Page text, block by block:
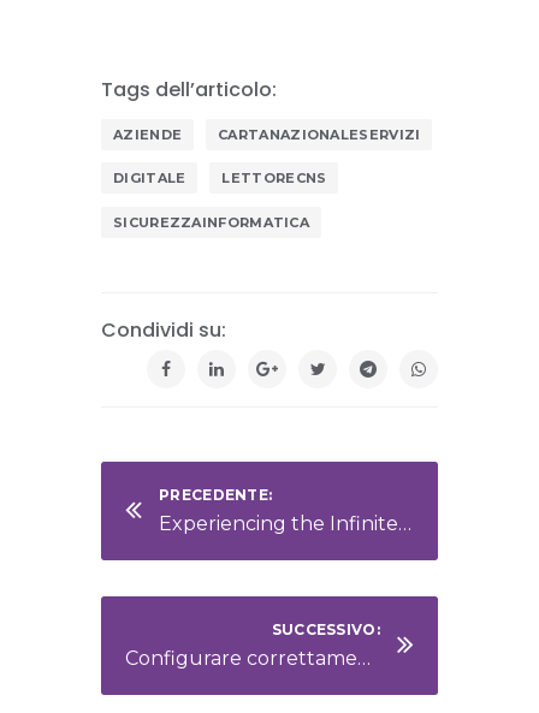
Tags dell’articolo:
AZIENDE CARTANAZIONALESERVIZI
DIGITALE LETTORECNS
SICUREZZAINFORMATICA
Condividi su:
PRECEDENTE:
Experiencing the Infinite at San Lorenzo Astronomical Park
SUCCESSIVO:
Configurare correttamente la rete per un ristorante che utilizza Odoo